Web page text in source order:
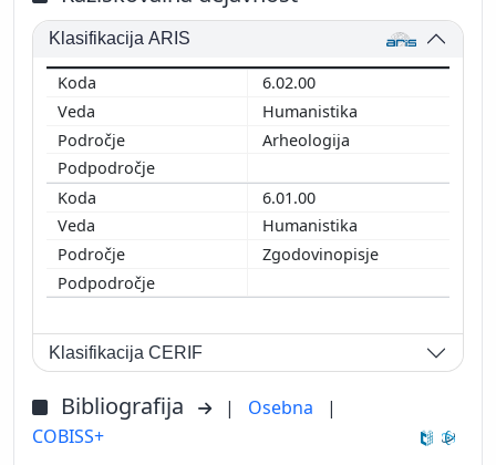
Klasifikacija ARIS
6.02.00
Humanistika
Arheologija
6.01.00
Humanistika
Zgodovinopisje
Klasifikacija CERIF
Bibliografija | Osebna
|
COBISS+